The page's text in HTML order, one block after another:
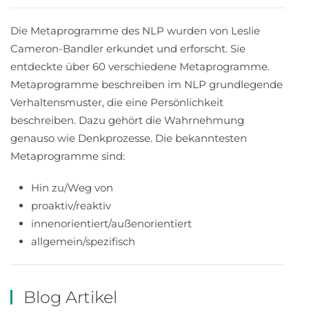
Die Metaprogramme des NLP wurden von Leslie
Cameron-Bandler erkundet und erforscht. Sie
entdeckte über 60 verschiedene Metaprogramme.
Metaprogramme beschreiben im NLP grundlegende
Verhaltensmuster, die eine Persönlichkeit
beschreiben. Dazu gehört die Wahrnehmung
genauso wie Denkprozesse. Die bekanntesten
Metaprogramme sind:
Hin zu/Weg von
proaktiv/reaktiv
innenorientiert/außenorientiert
allgemein/spezifisch
Blog Artikel